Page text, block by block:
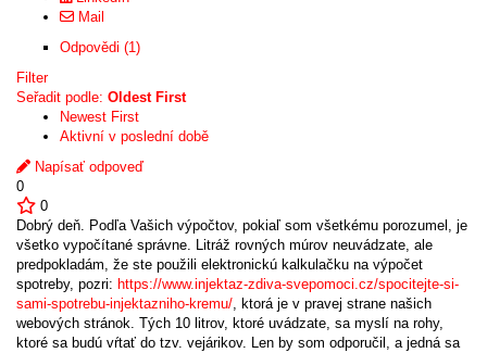
Mail
Odpovědi (1)
Filter
Seřadit podle: Oldest First
Newest First
Aktivní v poslední době
Napísať odpoveď
0
0
Dobrý deň. Podľa Vašich výpočtov, pokiaľ som všetkému porozumel, je
všetko vypočítané správne. Litráž rovných múrov neuvádzate, ale
predpokladám, že ste použili elektronickú kalkulačku na výpočet
spotreby, pozri: https://www.injektaz-zdiva-svepomoci.cz/spocitejte-si-
sami-spotrebu-injektazniho-kremu/, ktorá je v pravej strane našich
webových stránok. Tých 10 litrov, ktoré uvádzate, sa myslí na rohy,
ktoré sa budú vŕtať do tzv. vejárikov. Len by som odporučil, a jedná sa